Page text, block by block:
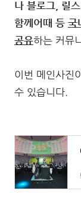
나 블로그, 릴
함께어때 등 국
공유하는 커뮤
이번 메인사진
수 있습니다.